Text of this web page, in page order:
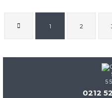
1 2
0212